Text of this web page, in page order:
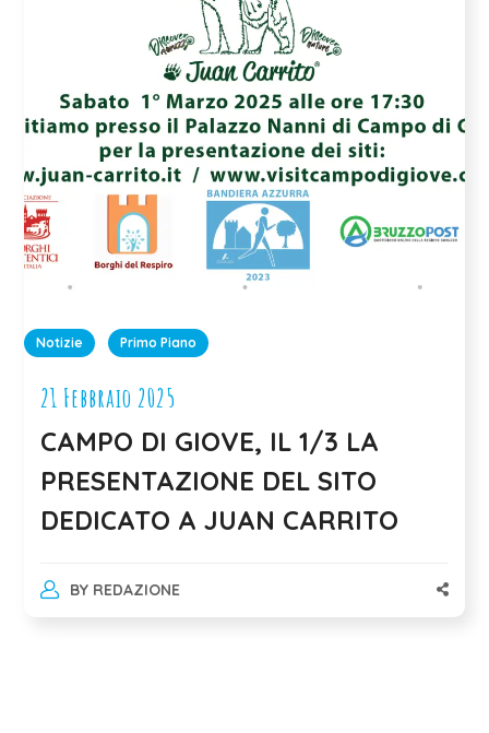
Notizie Primo Piano
21 Febbraio 2025
CAMPO DI GIOVE, IL 1/3 LA
PRESENTAZIONE DEL SITO
DEDICATO A JUAN CARRITO
BY REDAZIONE